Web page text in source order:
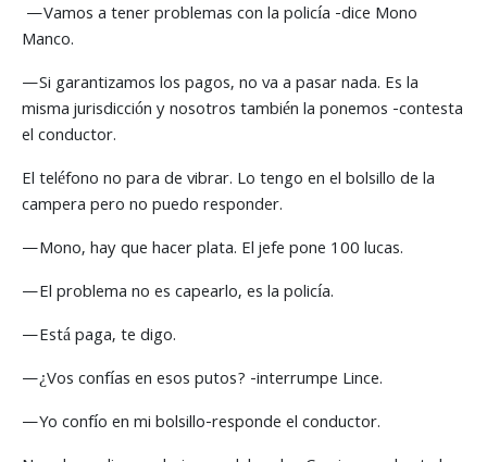
—Vamos a tener problemas con la policía -dice Mono
Manco.
—Si garantizamos los pagos, no va a pasar nada. Es la
misma jurisdicción y nosotros también la ponemos -contesta
el conductor.
El teléfono no para de vibrar. Lo tengo en el bolsillo de la
campera pero no puedo responder.
—Mono, hay que hacer plata. El jefe pone 100 lucas.
—El problema no es capearlo, es la policía.
—Está paga, te digo.
—¿Vos confías en esos putos? -interrumpe Lince.
—Yo confío en mi bolsillo-responde el conductor.